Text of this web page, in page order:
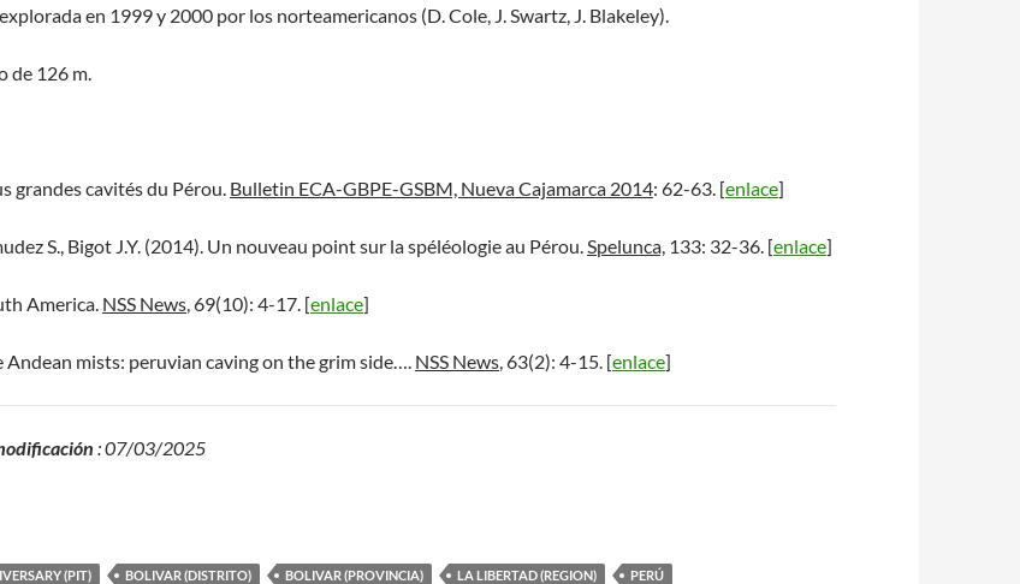
en 1999 y 2000 por los norteamericanos (D. Cole, J. Swartz, J. Blakeley).
de 126 m.
grandes cavités du Pérou. Bulletin ECA-GBPE-GSBM, Nueva Cajamarca 2014: 62-63. [enlace]
S., Bigot J.Y. (2014). Un nouveau point sur la spéléologie au Pérou.Spelunca, 133: 32-36. [enlace]
America. NSS News, 69(10): 4-17. [enlace]
Andean mists: peruvian caving on the grim side…. NSS News, 63(2): 4-15. [enlace]
: 07/03/2025
(PIT) BOLIVAR (DISTRITO) BOLIVAR (PROVINCIA) LA LIBERTAD (REGION) PERÚ